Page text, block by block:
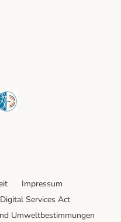
Security
Impressum
Digital Services Act
Umweltbestimmungen